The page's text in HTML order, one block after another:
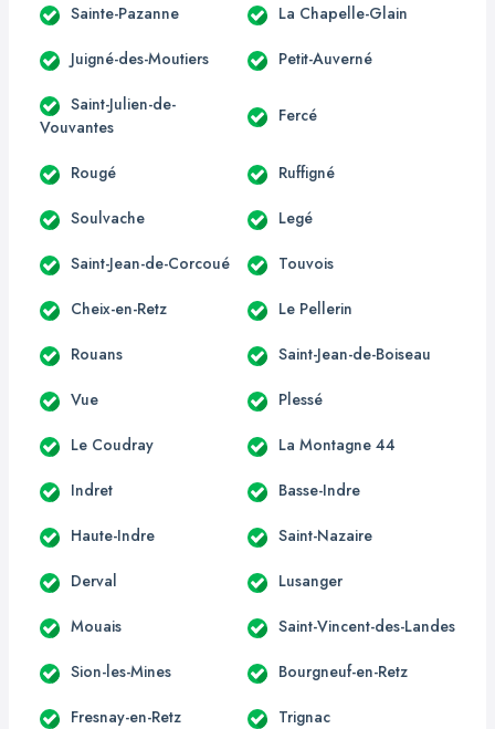
Sainte-Pazanne La Chapelle-Glain
Juigné-des-Moutiers Petit-Auverné
Saint-Julien-de-
Vouvantes
Fercé
Rougé Ruffigné
Soulvache Legé
Saint-Jean-de-Corcoué Touvois
Cheix-en-Retz Le Pellerin
Rouans Saint-Jean-de-Boiseau
Vue Plessé
Le Coudray La Montagne 44
Indret Basse-Indre
Haute-Indre Saint-Nazaire
Derval Lusanger
Mouais Saint-Vincent-des-Landes
Sion-les-Mines Bourgneuf-en-Retz
Fresnay-en-Retz Trignac